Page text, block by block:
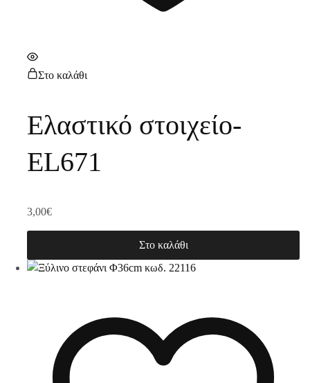
Στο καλάθι
Ελαστικό στοιχείο-
EL671
3,00€
Στο καλάθι